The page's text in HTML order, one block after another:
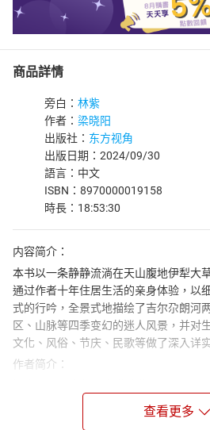
商品詳情
旁白： 林紫
作者： 梁晓阳
出版社： 东方视角
出版日期：2024/09/30
語言：中文
ISBN：8970000019158
時長：18:53:30
内容简介：
本书以一条静静流淌在天山腹地伊犁大
通过作者十年住居生活的亲身体验，以
式的行吟，全景式地描绘了吉尔尕朗河
区、山脉等四季变幻的迷人风景，并对
文化、风俗、节庆、民歌等做了深入详
作者简介：
玉林市作协主席、北流市文联主席。作
城》《天涯》《美文》等刊物。出版长
查看更多